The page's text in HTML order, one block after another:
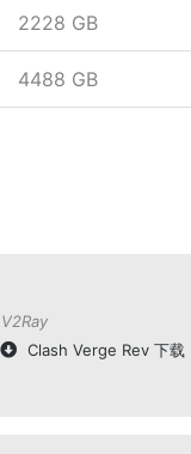
2228 GB
4488 GB
V2Ray
Clash Verge Rev 下载